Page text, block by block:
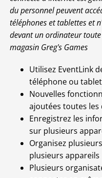
du personnel peuvent
téléphones et tablettes et
devant un ordinateur
magasin Greg's Games
Utilisez EventLink
téléphone ou
Nouvelles
ajoutées toutes les
Enregistrez les
sur plusieurs
Organisez
plusieurs appareils
Plusieurs